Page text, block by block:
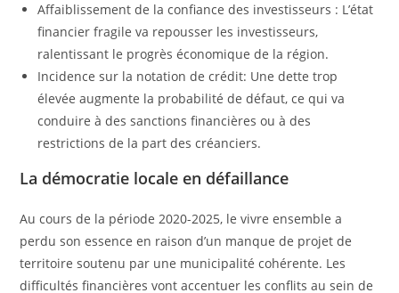
Affaiblissement de la confiance des investisseurs : L’état
financier fragile va repousser les investisseurs,
ralentissant le progrès économique de la région.
Incidence sur la notation de crédit: Une dette trop
élevée augmente la probabilité de défaut, ce qui va
conduire à des sanctions financières ou à des
restrictions de la part des créanciers.
La démocratie locale en défaillance
Au cours de la période 2020-2025, le vivre ensemble a
perdu son essence en raison d’un manque de projet de
territoire soutenu par une municipalité cohérente. Les
difficultés financières vont accentuer les conflits au sein de